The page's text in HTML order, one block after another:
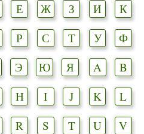
Е Ж З И
К
Р С Т У
Ф
Э Ю Я A
B
H I J K
L
R S T U
V